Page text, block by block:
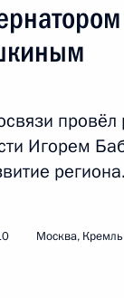
Игорем
региона.
Москва, Кремль